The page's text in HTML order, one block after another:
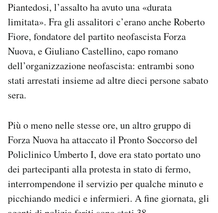
Piantedosi, l’assalto ha avuto una «durata
limitata». Fra gli assalitori c’erano anche Roberto
Fiore, fondatore del partito neofascista Forza
Nuova, e Giuliano Castellino, capo romano
dell’organizzazione neofascista: entrambi sono
stati arrestati insieme ad altre dieci persone sabato
sera.
Più o meno nelle stesse ore, un altro gruppo di
Forza Nuova ha attaccato il Pronto Soccorso del
Policlinico Umberto I, dove era stato portato uno
dei partecipanti alla protesta in stato di fermo,
interrompendone il servizio per qualche minuto e
picchiando medici e infermieri. A fine giornata, gli